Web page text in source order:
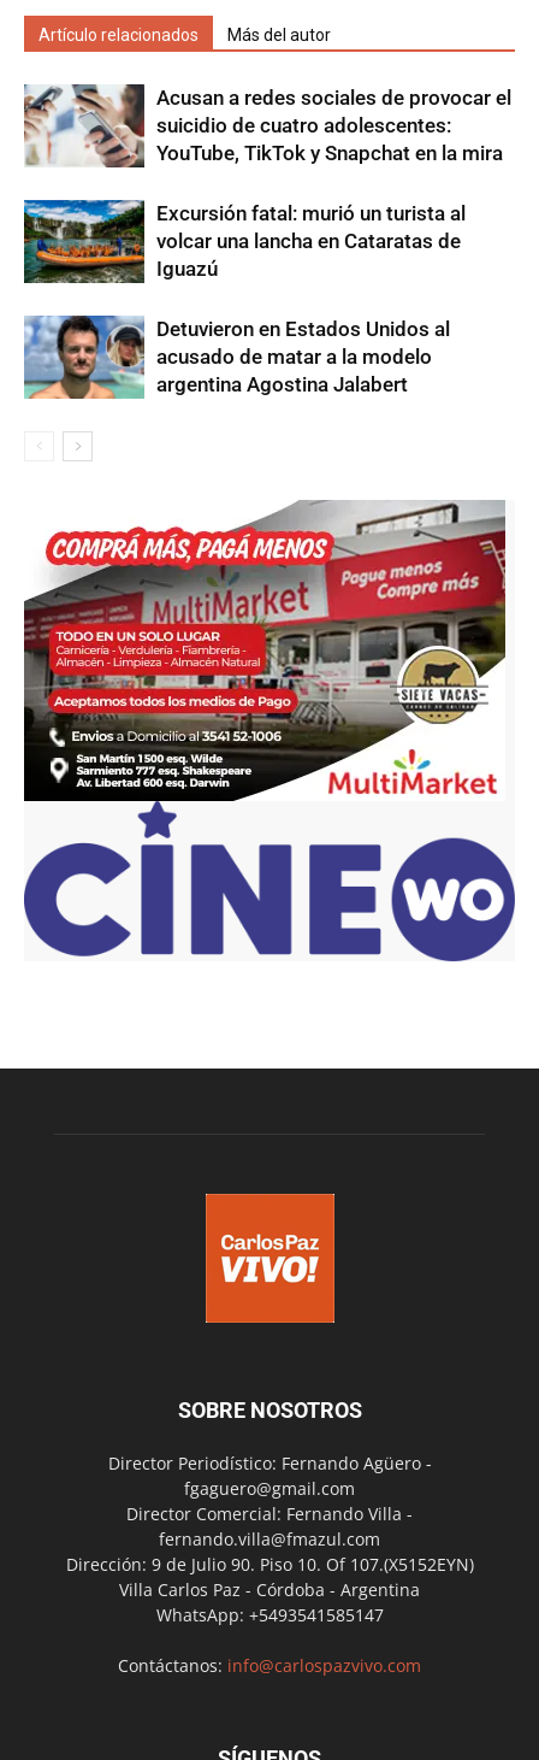
Artículo relacionados Más del autor
Acusan a redes sociales de provocar el
suicidio de cuatro adolescentes:
YouTube, TikTok y Snapchat en la mira
Excursión fatal: murió un turista al
volcar una lancha en Cataratas de
Iguazú
Detuvieron en Estados Unidos al
acusado de matar a la modelo
argentina Agostina Jalabert
SOBRE NOSOTROS
Director Periodístico: Fernando Agüero -
fgaguero@gmail.com
Director Comercial: Fernando Villa -
fernando.villa@fmazul.com
Dirección: 9 de Julio 90. Piso 10. Of 107.(X5152EYN)
Villa Carlos Paz - Córdoba - Argentina
WhatsApp: +5493541585147
Contáctanos: info@carlospazvivo.com